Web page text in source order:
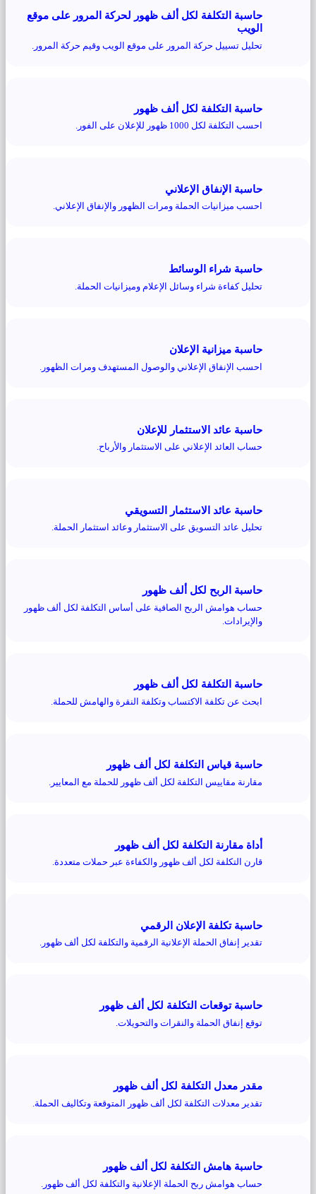
حاسبة التكلفة لكل ألف ظهور لحركة المرور على موقع
الويب
تحليل تسييل حركة المرور على موقع الويب وقيم حركة المرور.
حاسبة التكلفة لكل ألف ظهور
احسب التكلفة لكل 1000 ظهور للإعلان على الفور.
حاسبة الإنفاق الإعلاني
احسب ميزانيات الحملة ومرات الظهور والإنفاق الإعلاني.
حاسبة شراء الوسائط
تحليل كفاءة شراء وسائل الإعلام وميزانيات الحملة.
حاسبة ميزانية الإعلان
احسب الإنفاق الإعلاني والوصول المستهدف ومرات الظهور.
حاسبة عائد الاستثمار للإعلان
حساب العائد الإعلاني على الاستثمار والأرباح.
حاسبة عائد الاستثمار التسويقي
تحليل عائد التسويق على الاستثمار وعائد استثمار الحملة.
حاسبة الربح لكل ألف ظهور
حساب هوامش الربح الصافية على أساس التكلفة لكل ألف ظهور
والإيرادات.
حاسبة التكلفة لكل ألف ظهور
ابحث عن تكلفة الاكتساب وتكلفة النقرة والهامش للحملة.
حاسبة قياس التكلفة لكل ألف ظهور
مقارنة مقاييس التكلفة لكل ألف ظهور للحملة مع المعايير.
أداة مقارنة التكلفة لكل ألف ظهور
قارن التكلفة لكل ألف ظهور والكفاءة عبر حملات متعددة.
حاسبة تكلفة الإعلان الرقمي
تقدير إنفاق الحملة الإعلانية الرقمية والتكلفة لكل ألف ظهور.
حاسبة توقعات التكلفة لكل ألف ظهور
توقع إنفاق الحملة والنقرات والتحويلات.
مقدر معدل التكلفة لكل ألف ظهور
تقدير معدلات التكلفة لكل ألف ظهور المتوقعة وتكاليف الحملة.
حاسبة هامش التكلفة لكل ألف ظهور
حساب هوامش ربح الحملة الإعلانية والتكلفة لكل ألف ظهور.